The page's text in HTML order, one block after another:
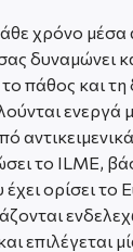
χρόνο μέσα
δυναμώνει
πάθος και τη
ενεργά
το ILME,
ορίσει το
επιλέγεται